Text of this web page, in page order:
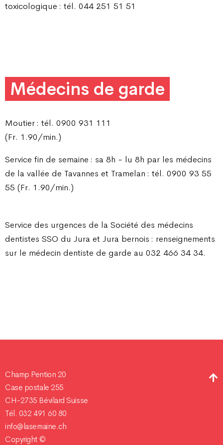
toxicologique : tél. 044 251 51 51
Médecins de garde
Moutier : tél. 0900 931 111
(Fr. 1.90/min.)
Service fin de semaine : sa 8h - lu 8h par les médecins
de la vallée de Tavannes et Tramelan : tél. 0900 93 55
55 (Fr. 1.90/min.)
Service des urgences de la Société des médecins
dentistes SSO du Jura et Jura bernois : renseignements
sur le médecin dentiste de garde au 032 466 34 34.
Champ Pention 20
Case postale 255
CH-2735 Bévilard Suisse
Tél. 032 491 60 80
info@lasemaine.ch
Copyright ©